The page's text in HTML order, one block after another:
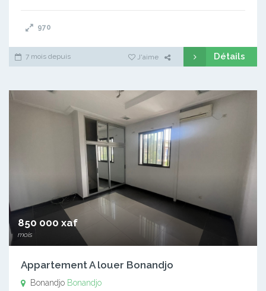
970
7 mois depuis J'aime Détails
850 000 xaf
mois
Appartement A louer Bonandjo
Bonandjo Bonandjo